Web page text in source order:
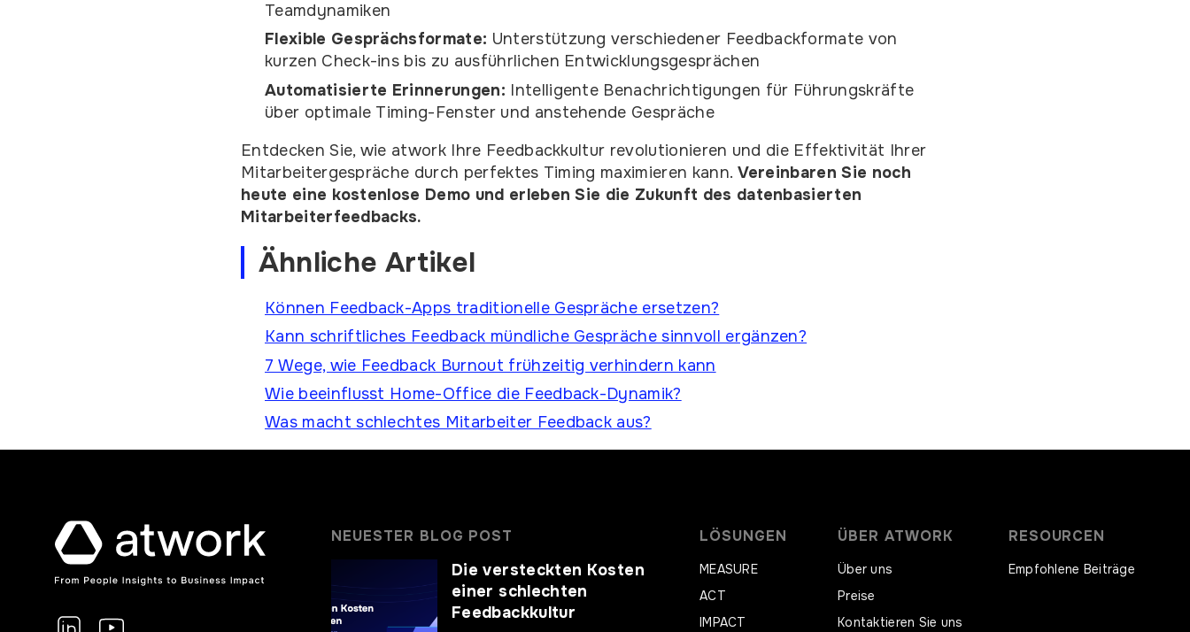
Teamdynamiken
Flexible Gesprächsformate: Unterstützung verschiedener Feedbackformate von
kurzen Check-ins bis zu ausführlichen Entwicklungsgesprächen
Automatisierte Erinnerungen: Intelligente Benachrichtigungen für Führungskräfte
über optimale Timing-Fenster und anstehende Gespräche
Entdecken Sie, wie atwork Ihre Feedbackkultur revolutionieren und die Effektivität Ihrer
Mitarbeitergespräche durch perfektes Timing maximieren kann. Vereinbaren Sie noch
heute eine kostenlose Demo und erleben Sie die Zukunft des datenbasierten
Mitarbeiterfeedbacks.
Ähnliche Artikel
Können Feedback-Apps traditionelle Gespräche ersetzen?
Kann schriftliches Feedback mündliche Gespräche sinnvoll ergänzen?
7 Wege, wie Feedback Burnout frühzeitig verhindern kann
Wie beeinflusst Home-Office die Feedback-Dynamik?
Was macht schlechtes Mitarbeiter Feedback aus?
NEUESTER BLOG POST
Die versteckten Kosten
einer schlechten
Feedbackkultur
LÖSUNGEN
MEASURE
ACT
IMPACT
ÜBER ATWORK
Über uns
Preise
Kontaktieren Sie uns
RESOURCEN
Empfohlene Beiträge